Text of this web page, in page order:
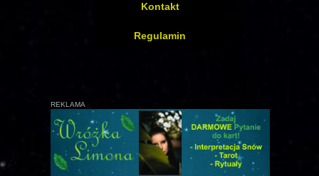
Kontakt
Regulamin
REKLAMA